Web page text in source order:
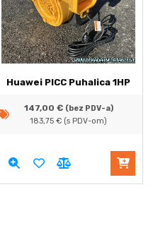
Huawei PICC Puhalica 1HP
147,00 € (bez PDV-a)
183,75 € (s PDV-om)